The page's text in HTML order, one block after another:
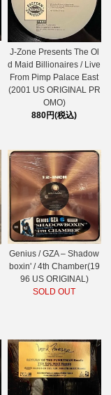
J-Zone Presents The Ol
d Maid Billionaires / Live
From Pimp Palace East
(2001 US ORIGINAL PR
OMO)
880円(税込)
Genius / GZA – Shadow
boxin' / 4th Chamber(19
96 US ORIGINAL)
SOLD OUT